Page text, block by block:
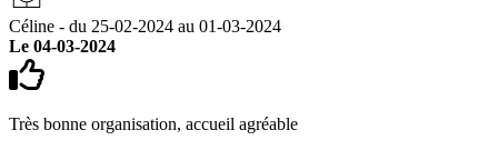
Céline - du 25-02-2024 au 01-03-2024
Le 04-03-2024
Très bonne organisation, accueil agréable